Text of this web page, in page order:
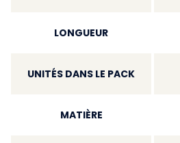
LONGUEUR
UNITÉS DANS LE PACK
MATIÈRE